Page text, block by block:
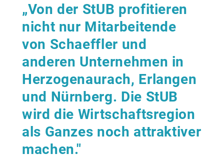
„Von der StUB profitieren
nicht nur Mitarbeitende
von Schaeffler und
anderen Unternehmen in
Herzogenaurach, Erlangen
und Nürnberg. Die StUB
wird die Wirtschaftsregion
als Ganzes noch attraktiver
machen."